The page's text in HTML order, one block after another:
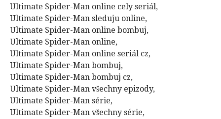
Ultimate Spider-Man online cely seriál,
Ultimate Spider-Man sleduju online,
Ultimate Spider-Man online bombuj,
Ultimate Spider-Man online,
Ultimate Spider-Man online seriál cz,
Ultimate Spider-Man bombuj,
Ultimate Spider-Man bombuj cz,
Ultimate Spider-Man všechny epizody,
Ultimate Spider-Man série,
Ultimate Spider-Man všechny série,